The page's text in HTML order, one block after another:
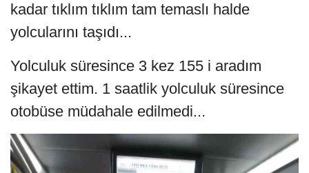
kadar tıklım tıklım tam temaslı halde
yolcularını taşıdı...
Yolculuk süresince 3 kez 155 i aradım
şikayet ettim. 1 saatlik yolculuk süresince
otobüse müdahale edilmedi...